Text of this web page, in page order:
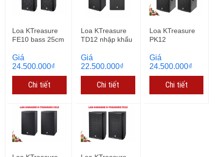
Loa KTreasure
FE10 bass 25cm
Giá
24.500.000₫
Chi tiết
Loa KTreasure
TD12 nhập khẩu
Giá
22.500.000₫
Chi tiết
Loa KTreasure
PK12
Giá
24.500.000₫
Chi tiết